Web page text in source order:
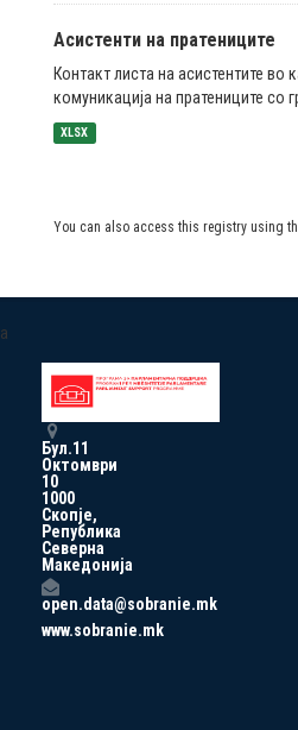
Асистенти на пратениците
Контакт листа на асистентите во
комуникација на пратениците со
XLSX
You can also access this registry using
a
Бул.11
Октомври
10
1000
Скопје,
Република
Северна
Македонија
open.data@sobranie.mk
www.sobranie.mk